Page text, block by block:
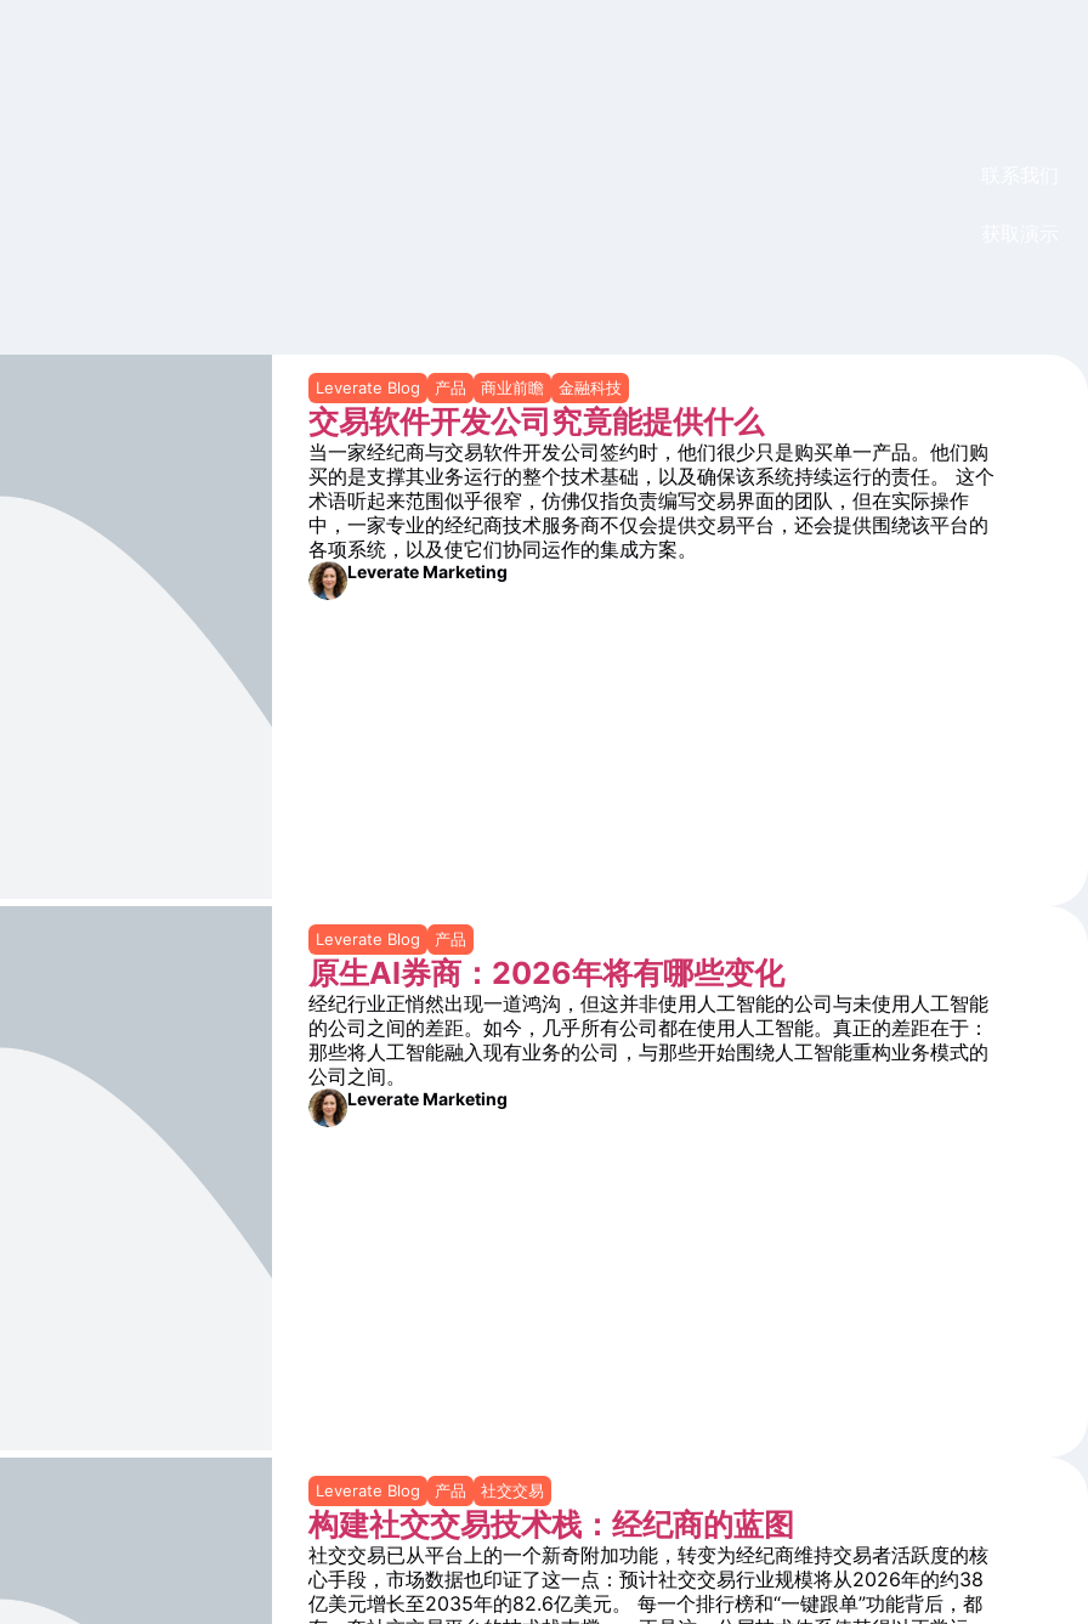
Leverate Blog 产品 商业前瞻 金融科技
交易软件开发公司究竟能提供什么
当一家经纪商与交易软件开发公司签约时，他们很少只是购买单一产品。他们购
买的是支撑其业务运行的整个技术基础，以及确保该系统持续运行的责任。 这个
术语听起来范围似乎很窄，仿佛仅指负责编写交易界面的团队，但在实际操作
中，一家专业的经纪商技术服务商不仅会提供交易平台，还会提供围绕该平台的
各项系统，以及使它们协同运作的集成方案。
Leverate Marketing
Leverate Blog 产品
原生AI券商：2026年将有哪些变化
经纪行业正悄然出现一道鸿沟，但这并非使用人工智能的公司与未使用人工智能
的公司之间的差距。如今，几乎所有公司都在使用人工智能。真正的差距在于：
那些将人工智能融入现有业务的公司，与那些开始围绕人工智能重构业务模式的
公司之间。
Leverate Marketing
Leverate Blog 产品 社交交易
构建社交交易技术栈：经纪商的蓝图
社交交易已从平台上的一个新奇附加功能，转变为经纪商维持交易者活跃度的核
心手段，市场数据也印证了这一点：预计社交交易行业规模将从2026年的约38
亿美元增长至2035年的82.6亿美元。 每一个排行榜和“一键跟单”功能背后，都